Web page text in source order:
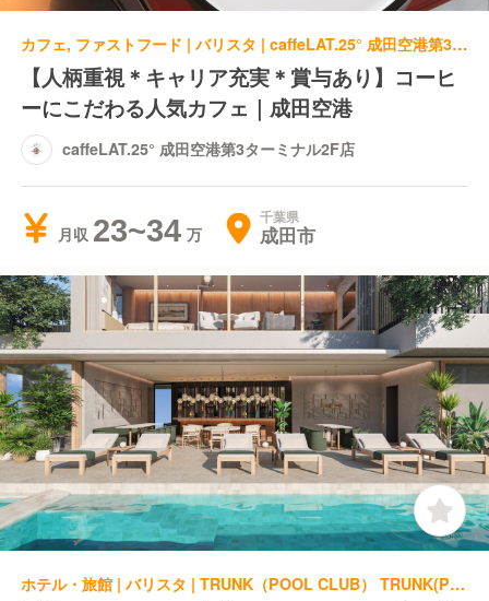
カフェ, ファストフード | バリスタ | caffeLAT.25° 成田空港第3ターミナル2F店
【人柄重視＊キャリア充実＊賞与あり】コーヒ
ーにこだわる人気カフェ｜成田空港
caffeLAT.25° 成田空港第3ターミナル2F店
月収 23~34 千葉県
成田市
ホテル・旅館 | バリスタ | TRUNK（POOL CLUB） TRUNK(POOL CLUB)